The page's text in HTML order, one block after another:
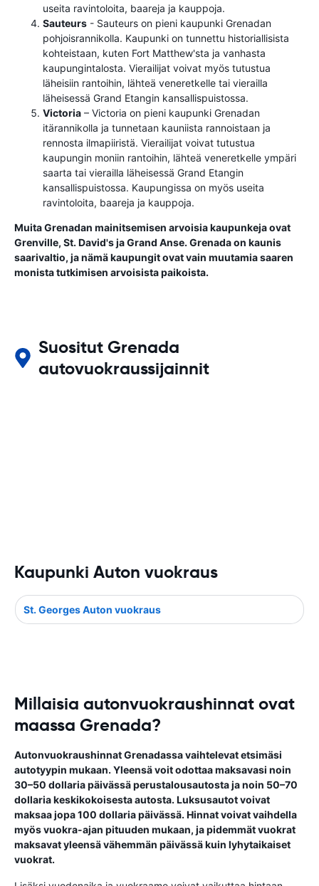
useita ravintoloita, baareja ja kauppoja.
Sauteurs - Sauteurs on pieni kaupunki Grenadan
pohjoisrannikolla. Kaupunki on tunnettu historiallisista
kohteistaan, kuten Fort Matthew'sta ja vanhasta
kaupungintalosta. Vierailijat voivat myös tutustua
läheisiin rantoihin, lähteä veneretkelle tai vierailla
läheisessä Grand Etangin kansallispuistossa.
Victoria – Victoria on pieni kaupunki Grenadan
itärannikolla ja tunnetaan kauniista rannoistaan ​​ja
rennosta ilmapiiristä. Vierailijat voivat tutustua
kaupungin moniin rantoihin, lähteä veneretkelle ympäri
saarta tai vierailla läheisessä Grand Etangin
kansallispuistossa. Kaupungissa on myös useita
ravintoloita, baareja ja kauppoja.
Muita Grenadan mainitsemisen arvoisia kaupunkeja ovat
Grenville, St. David's ja Grand Anse. Grenada on kaunis
saarivaltio, ja nämä kaupungit ovat vain muutamia saaren
monista tutkimisen arvoisista paikoista.
Suositut Grenada
autovuokraussijainnit
Kaupunki Auton vuokraus
St. Georges Auton vuokraus
Millaisia autonvuokraushinnat ovat
maassa Grenada?
Autonvuokraushinnat Grenadassa vaihtelevat etsimäsi
autotyypin mukaan. Yleensä voit odottaa maksavasi noin
30–50 dollaria päivässä perustalousautosta ja noin 50–70
dollaria keskikokoisesta autosta. Luksusautot voivat
maksaa jopa 100 dollaria päivässä. Hinnat voivat vaihdella
myös vuokra-ajan pituuden mukaan, ja pidemmät vuokrat
maksavat yleensä vähemmän päivässä kuin lyhytaikaiset
vuokrat.